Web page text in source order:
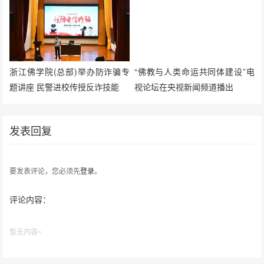
浙江佛学院(总部)举办防诈骗专
题讲座 民警进校传授反诈技能
“佛教与人类命运共同体建设”电
视论坛在央视新闻频道播出
发表回复
要发表评论，您必须先登录。
评论内容：
暂无内容~